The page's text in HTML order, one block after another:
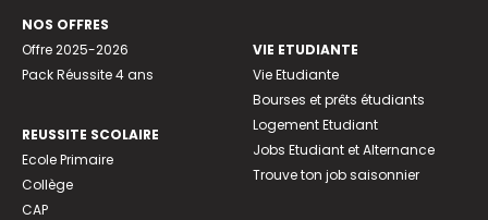
NOS OFFRES
Offre 2025-2026
Pack Réussite 4 ans
REUSSITE SCOLAIRE
Ecole Primaire
Collège
CAP
VIE ETUDIANTE
Vie Etudiante
Bourses et prêts étudiants
Logement Etudiant
Jobs Etudiant et Alternance
Trouve ton job saisonnier